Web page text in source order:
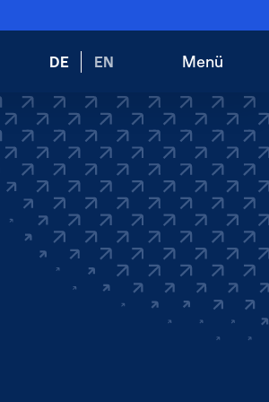
Wechsele
Sprache
zu:
DE EN
SucheMenü